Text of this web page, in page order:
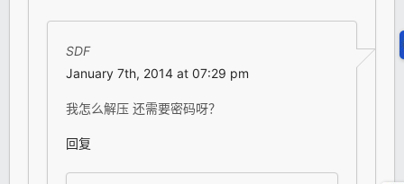
SDF
January 7th, 2014 at 07:29 pm
我怎么解压 还需要密码呀？
回复